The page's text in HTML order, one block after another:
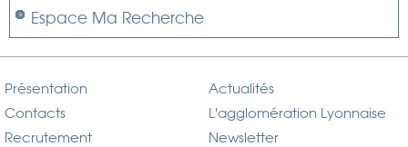
Espace Ma Recherche
Présentation
Contacts
Recrutement
Actualités
L'agglomération Lyonnaise
Newsletter